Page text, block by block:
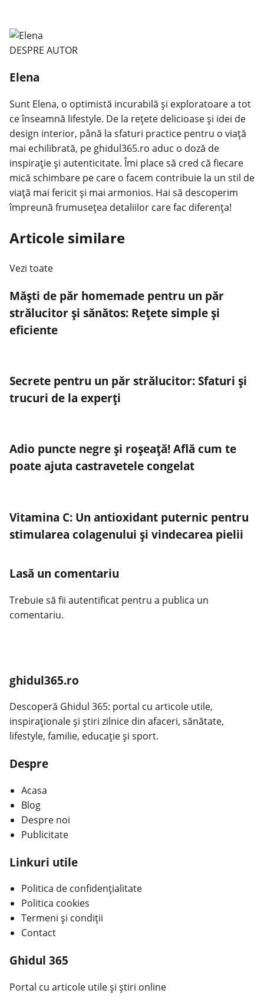
DESPRE AUTOR
Elena
Sunt Elena, o optimistă incurabilă și exploratoare a tot
ce înseamnă lifestyle. De la rețete delicioase și idei de
design interior, până la sfaturi practice pentru o viață
mai echilibrată, pe ghidul365.ro aduc o doză de
inspirație și autenticitate. Îmi place să cred că fiecare
mică schimbare pe care o facem contribuie la un stil de
viață mai fericit și mai armonios. Hai să descoperim
împreună frumusețea detaliilor care fac diferența!
Articole similare
Vezi toate
Măști de păr homemade pentru un păr
strălucitor și sănătos: Rețete simple și
eficiente
Secrete pentru un păr strălucitor: Sfaturi și
trucuri de la experți
Adio puncte negre și roșeață! Află cum te
poate ajuta castravetele congelat
Vitamina C: Un antioxidant puternic pentru
stimularea colagenului și vindecarea pielii
Lasă un comentariu
Trebuie să fii autentificat pentru a publica un
comentariu.
ghidul365.ro
Descoperă Ghidul 365: portal cu articole utile,
inspiraționale și știri zilnice din afaceri, sănătate,
lifestyle, familie, educație și sport.
Despre
Acasa
Blog
Despre noi
Publicitate
Linkuri utile
Politica de confidențialitate
Politica cookies
Termeni și condiții
Contact
Ghidul 365
Portal cu articole utile și știri online